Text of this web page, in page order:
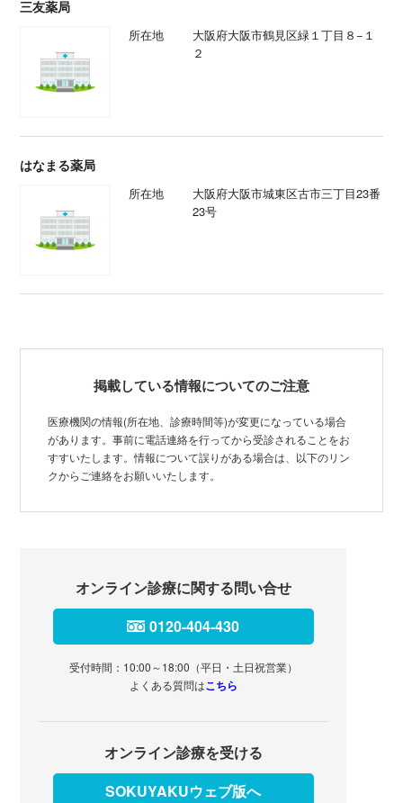
三友薬局
所在地
大阪府大阪市鶴見区緑１丁目８−１
２
はなまる薬局
所在地
大阪府大阪市城東区古市三丁目23番
23号
掲載している情報についてのご注意
医療機関の情報(所在地、診療時間等)が変更になっている場合
があります。事前に電話連絡を行ってから受診されることをお
すすいたします。情報について誤りがある場合は、以下のリン
クからご連絡をお願いいたします。
オンライン診療に関する問い合せ
0120-404-430
受付時間：10:00～18:00（平日・土日祝営業）
よくある質問はこちら
オンライン診療を受ける
SOKUYAKUウェブ版へ